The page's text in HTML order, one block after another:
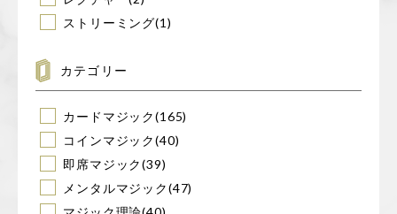
ストリーミング(1)
カテゴリー
カードマジック(165)
コインマジック(40)
即席マジック(39)
メンタルマジック(47)